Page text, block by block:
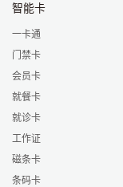
智能卡
一卡通
门禁卡
会员卡
就餐卡
就诊卡
工作证
磁条卡
条码卡